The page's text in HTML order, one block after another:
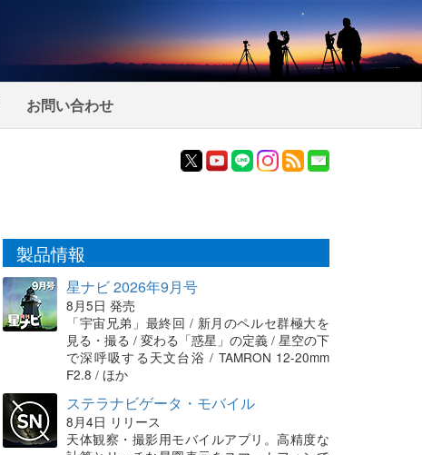
お問い合わせ
製品情報
星ナビ 2026年9月号
8月5日 発売
「宇宙兄弟」最終回 / 新月のペルセ群極大を
見る・撮る / 変わる「惑星」の定義 / 星空の下
で深呼吸する天文台浴 / TAMRON 12-20mm
F2.8 / ほか
ステラナビゲータ・モバイル
8月4日 リリース
天体観察・撮影用モバイルアプリ。高精度な